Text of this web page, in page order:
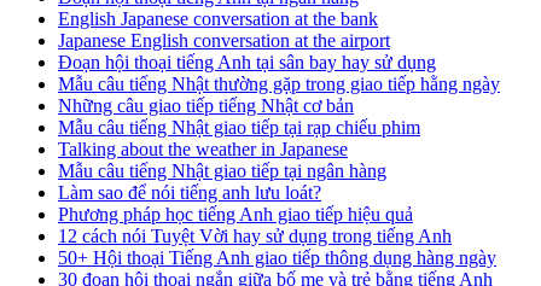
English Japanese conversation at the bank
Japanese English conversation at the airport
Đoạn hội thoại tiếng Anh tại sân bay hay sử dụng
Mẫu câu tiếng Nhật thường gặp trong giao tiếp hằng ngày
Những câu giao tiếp tiếng Nhật cơ bản
Mẫu câu tiếng Nhật giao tiếp tại rạp chiếu phim
Talking about the weather in Japanese
Mẫu câu tiếng Nhật giao tiếp tại ngân hàng
Làm sao để nói tiếng anh lưu loát?
Phương pháp học tiếng Anh giao tiếp hiệu quả
12 cách nói Tuyệt Vời hay sử dụng trong tiếng Anh
50+ Hội thoại Tiếng Anh giao tiếp thông dụng hàng ngày
30 đoạn hội thoại ngắn giữa bố mẹ và trẻ bằng tiếng Anh